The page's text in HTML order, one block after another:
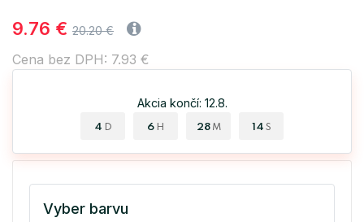
9.76 € 20.20 €
Cena bez DPH: 7.93 €
Akcia končí: 12.8.
4 D 6 H 28 M 14 S
Vyber barvu